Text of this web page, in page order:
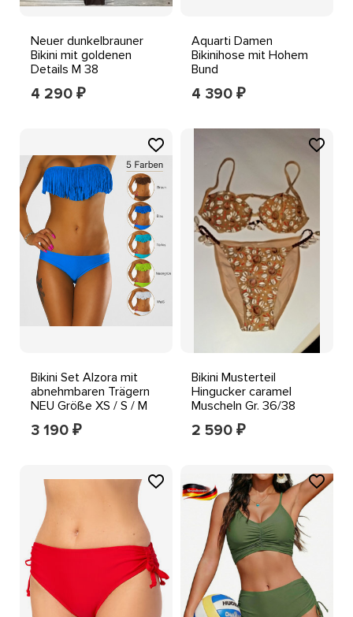
Neuer dunkelbrauner
Bikini mit goldenen
Details M 38
4 290 ₽
Aquarti Damen
Bikinihose mit Hohem
Bund
4 390 ₽
Bikini Set Alzora mit
abnehmbaren Trägern
NEU Größe XS / S / M
(Cup A-B).
3 190 ₽
Bikini Musterteil
Hingucker caramel
Muscheln Gr. 36/38
2 590 ₽